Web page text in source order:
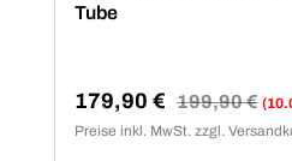
Tube
Verkaufspreis:
179,90 € Regulärer Preis:
199,90 €
Preise inkl. MwSt. zzgl.